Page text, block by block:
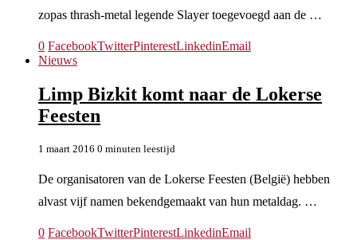
zopas thrash-metal legende Slayer toegevoegd aan de …
0 FacebookTwitterPinterestLinkedinEmail
Nieuws
Limp Bizkit komt naar de Lokerse
Feesten
1 maart 2016 0 minuten leestijd
De organisatoren van de Lokerse Feesten (België) hebben
alvast vijf namen bekendgemaakt van hun metaldag. …
0 FacebookTwitterPinterestLinkedinEmail